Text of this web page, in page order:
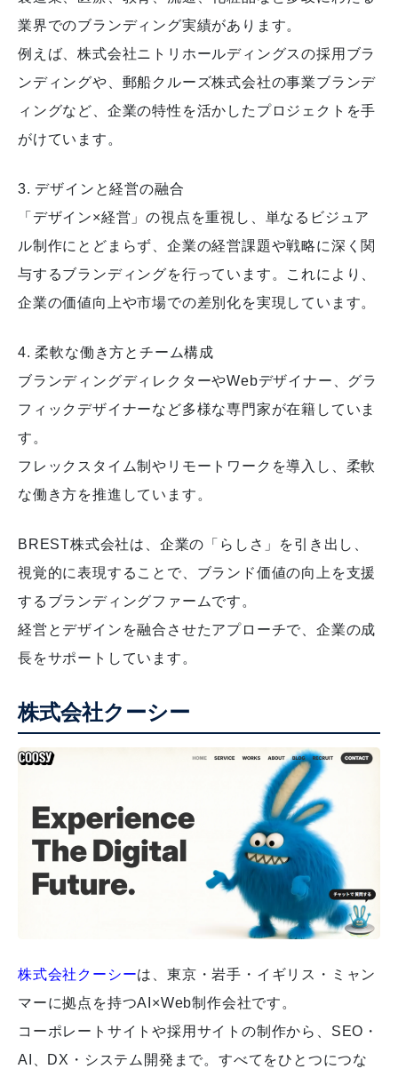
業界でのブランディング実績があります。
例えば、株式会社ニトリホールディングスの採用ブラ
ンディングや、郵船クルーズ株式会社の事業ブランデ
ィングなど、企業の特性を活かしたプロジェクトを手
がけています。
3. デザインと経営の融合
「デザイン×経営」の視点を重視し、単なるビジュア
ル制作にとどまらず、企業の経営課題や戦略に深く関
与するブランディングを行っています。これにより、
企業の価値向上や市場での差別化を実現しています。
4. 柔軟な働き方とチーム構成
ブランディングディレクターやWebデザイナー、グラ
フィックデザイナーなど多様な専門家が在籍していま
す。
フレックスタイム制やリモートワークを導入し、柔軟
な働き方を推進しています。
BREST株式会社は、企業の「らしさ」を引き出し、
視覚的に表現することで、ブランド価値の向上を支援
するブランディングファームです。
経営とデザインを融合させたアプローチで、企業の成
長をサポートしています。
株式会社クーシー
株式会社クーシーは、東京・岩手・イギリス・ミャン
マーに拠点を持つAI×Web制作会社です。
コーポレートサイトや採用サイトの制作から、SEO・
AI、DX・システム開発まで。すべてをひとつにつな